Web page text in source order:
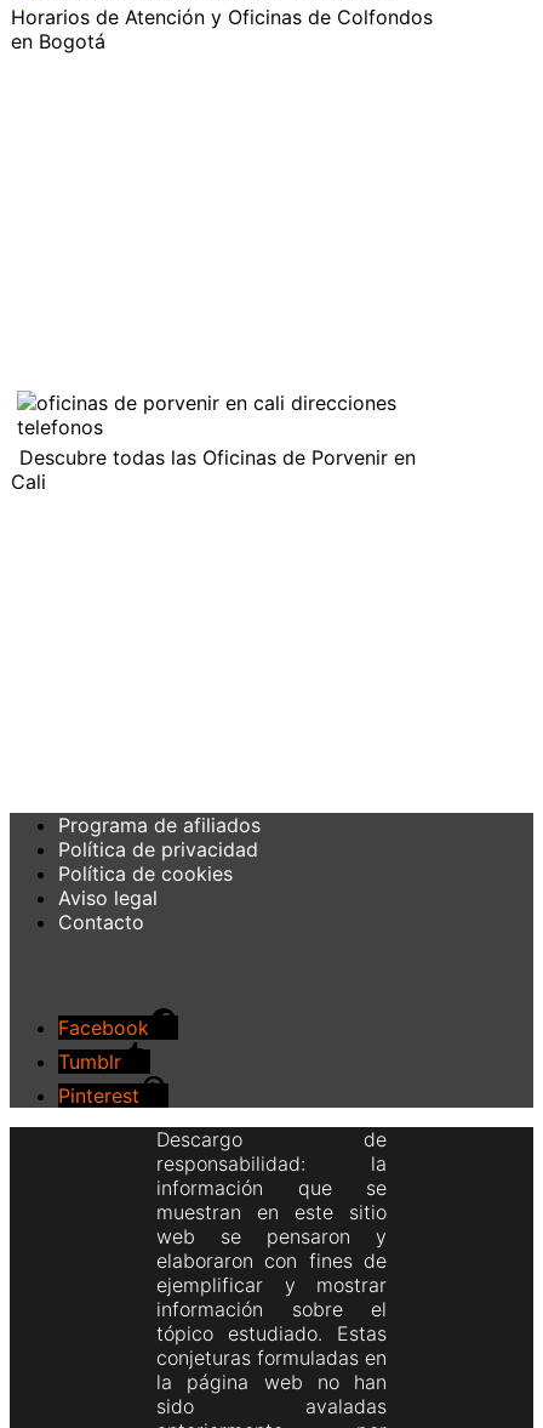
Horarios de Atención y Oficinas de Colfondos
en Bogotá
Descubre todas las Oficinas de Porvenir en
Cali
Programa de afiliados
Política de privacidad
Política de cookies
Aviso legal
Contacto
Facebook
Tumblr
Pinterest
Descargo de
responsabilidad: la
información que se
muestran en este sitio
web se pensaron y
elaboraron con fines de
ejemplificar y mostrar
información sobre el
tópico estudiado. Estas
conjeturas formuladas en
la página web no han
sido avaladas